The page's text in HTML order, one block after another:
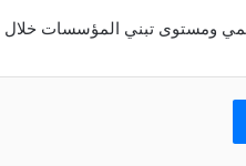
ومستوى تبني المؤسسات خلال
ماسنجر